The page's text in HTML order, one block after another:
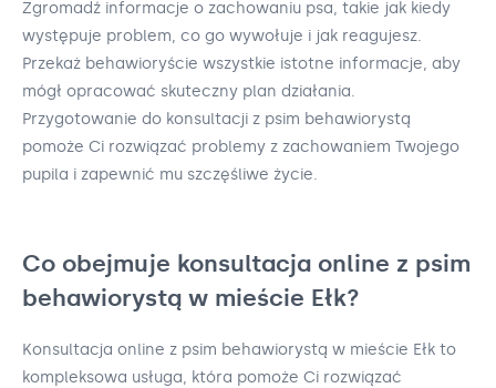
Zgromadź informacje o zachowaniu psa, takie jak kiedy
występuje problem, co go wywołuje i jak reagujesz.
Przekaż behawioryście wszystkie istotne informacje, aby
mógł opracować skuteczny plan działania.
Przygotowanie do konsultacji z psim behawiorystą
pomoże Ci rozwiązać problemy z zachowaniem Twojego
pupila i zapewnić mu szczęśliwe życie.
Co obejmuje konsultacja online z psim
behawiorystą w mieście Ełk?
Konsultacja online z psim behawiorystą w mieście Ełk to
kompleksowa usługa, która pomoże Ci rozwiązać